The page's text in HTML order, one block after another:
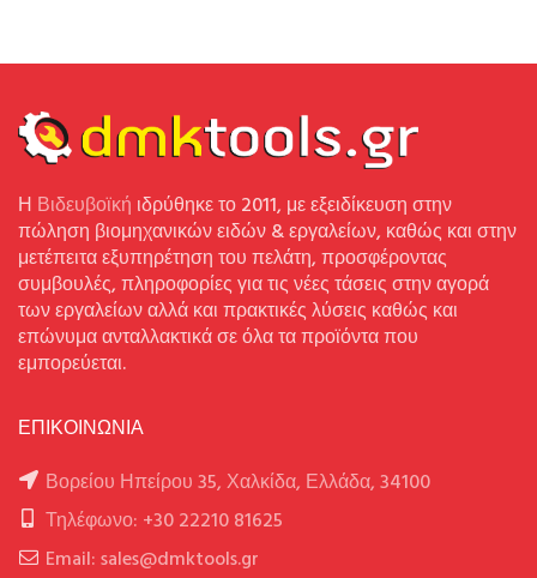
Η Βιδευβοϊκή ιδρύθηκε το 2011, με εξειδίκευση στην
πώληση βιομηχανικών ειδών & εργαλείων, καθώς και στην
μετέπειτα εξυπηρέτηση του πελάτη, προσφέροντας
συμβουλές, πληροφορίες για τις νέες τάσεις στην αγορά
των εργαλείων αλλά και πρακτικές λύσεις καθώς και
επώνυμα ανταλλακτικά σε όλα τα προϊόντα που
εμπορεύεται.
ΕΠΙΚΟΙΝΩΝΙΑ
Βορείου Ηπείρου 35, Χαλκίδα, Ελλάδα, 34100
Τηλέφωνο: +30 22210 81625
Email: sales@dmktools.gr